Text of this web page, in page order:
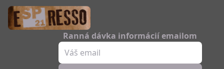
Ranná dávka informácií emailom